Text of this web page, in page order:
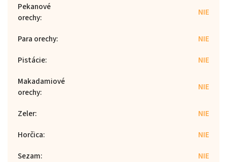
Pekanové
orechy: NIE
Para orechy:
NIE
Pistácie:
NIE
Makadamiové
orechy: NIE
Zeler:
NIE
Horčica:
NIE
Sezam:
NIE